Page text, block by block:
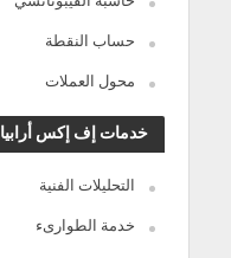
حساب النقطة
محول العملات
خدمات إف إكس أرابيا
التحليلات الفنية
خدمة الطوارىء